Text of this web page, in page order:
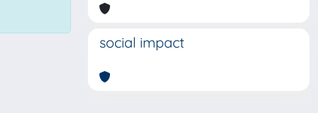
social impact